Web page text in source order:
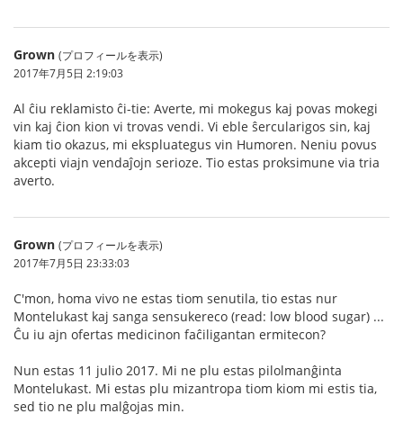
Grown (プロフィールを表示)
2017年7月5日 2:19:03
Al ĉiu reklamisto ĉi-tie: Averte, mi mokegus kaj povas mokegi
vin kaj ĉion kion vi trovas vendi. Vi eble ŝercularigos sin, kaj
kiam tio okazus, mi ekspluategus vin Humoren. Neniu povus
akcepti viajn vendaĵojn serioze. Tio estas proksimune via tria
averto.
Grown (プロフィールを表示)
2017年7月5日 23:33:03
C'mon, homa vivo ne estas tiom senutila, tio estas nur
Montelukast kaj sanga sensukereco (read: low blood sugar) ...
Ĉu iu ajn ofertas medicinon faĉiligantan ermitecon?
Nun estas 11 julio 2017. Mi ne plu estas pilolmanĝinta
Montelukast. Mi estas plu mizantropa tiom kiom mi estis tia,
sed tio ne plu malĝojas min.